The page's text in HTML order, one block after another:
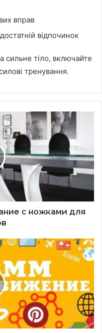
вправ
відпочинок
сильне тіло, включайте
тренування.
с ножками для